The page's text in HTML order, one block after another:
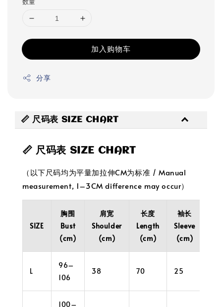
加入购物车
分享
📏 尺码表 SIZE CHART
📏 尺码表 SIZE CHART
（以下尺码均为平量加拉伸CM为标准 / Manual
measurement, 1–3CM difference may occur）
SIZE
胸围
Bust
(cm)
肩宽
Shoulder
(cm)
长度
Length
(cm)
袖长
Sleeve
(cm)
L
96–
106
38 70 25
100–